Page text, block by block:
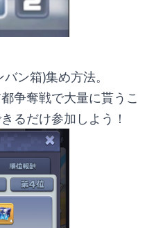
ン箱)集め方法。
争奪戦で大量に貰うこ
るだけ参加しよう！